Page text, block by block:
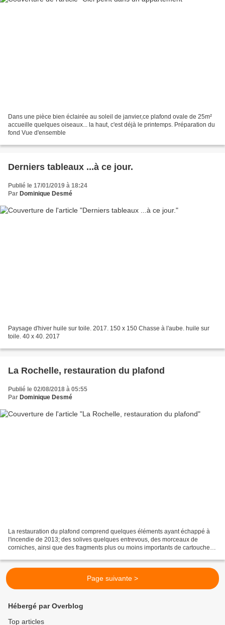
Dans une pièce bien éclairée au soleil de janvier,ce plafond ovale de 25m²
accueille quelques oiseaux... la haut, c'est déjà le printemps. Préparation du
fond Vue d'ensemble
Derniers tableaux ...à ce jour.
Publié le 17/01/2019 à 18:24
Par Dominique Desmé
Paysage d'hiver huile sur toile. 2017. 150 x 150 Chasse à l'aube. huile sur
toile. 40 x 40. 2017
La Rochelle, restauration du plafond
Publié le 02/08/2018 à 05:55
Par Dominique Desmé
La restauration du plafond comprend quelques éléments ayant échappé à
l'incendie de 2013; des solives quelques entrevous, des morceaux de
corniches, ainsi que des fragments plus ou moins importants de cartouches
Page suivante >
Hébergé par Overblog
Top articles